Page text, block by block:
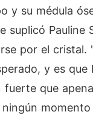
y su médula
suplicó Pauline
por el
y es
que